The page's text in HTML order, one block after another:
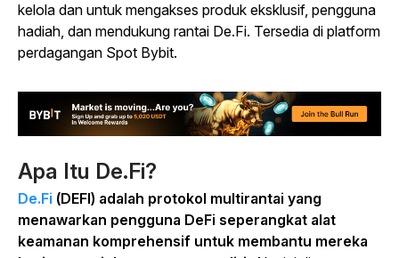
kelola dan untuk mengakses produk eksklusif, pengguna
hadiah, dan mendukung rantai De.Fi. Tersedia di platform
perdagangan Spot Bybit.
Apa Itu De.Fi?
De.Fi (DEFI) adalah protokol multirantai yang
menawarkan pengguna DeFi seperangkat alat
keamanan komprehensif untuk membantu mereka